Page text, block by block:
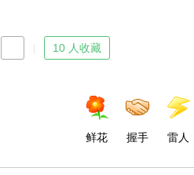
10 人收藏
鲜花 握手 雷人